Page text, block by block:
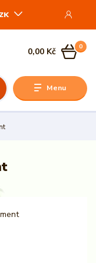
Menu
0
0,00 Kč